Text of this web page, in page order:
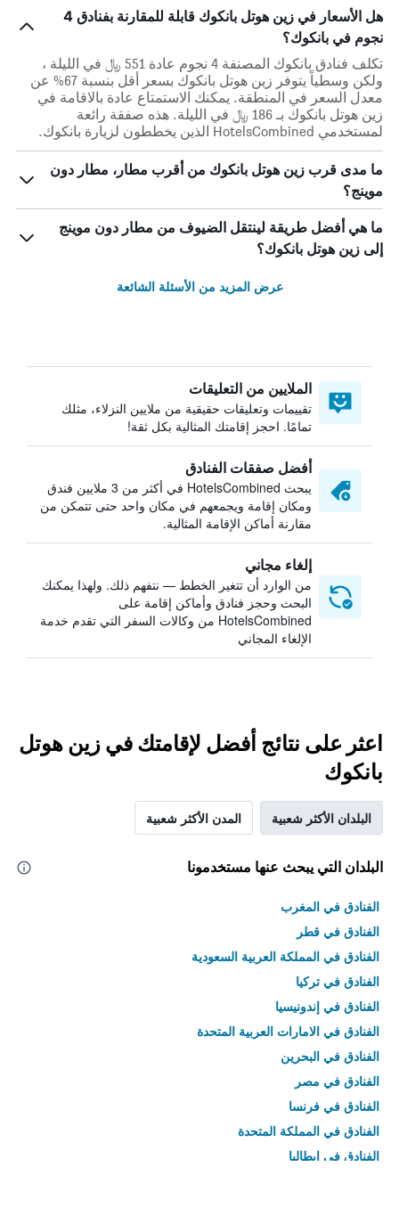
هل الأسعار في زين هوتل بانكوك قابلة للمقارنة بفنادق 4
نجوم في بانكوك؟
تكلف فنادق بانكوك المصنفة 4 نجوم عادة 551 ﷼ في الليلة ،
ولكن وسطياً يتوفر زين هوتل بانكوك بسعر أقل بنسبة 67% عن
معدل السعر في المنطقة. يمكنك الاستمتاع عادة بالاقامة في
زين هوتل بانكوك بـ 186 ﷼ في الليلة. هذه صفقة رائعة
لمستخدمي HotelsCombined الذين يخططون لزيارة بانكوك.
ما مدى قرب زين هوتل بانكوك من أقرب مطار، مطار دون
موينج؟
ما هي أفضل طريقة لينتقل الضيوف من مطار دون موينج
إلى زين هوتل بانكوك؟
عرض المزيد من الأسئلة الشائعة
الملايين من التعليقات
تقييمات وتعليقات حقيقية من ملايين النزلاء، مثلك
تمامًا. احجز إقامتك المثالية بكل ثقة!
أفضل صفقات الفنادق
يبحث HotelsCombined في أكثر من 3 ملايين فندق
ومكان إقامة ويجمعهم في مكان واحد حتى تتمكن من
مقارنة أماكن الإقامة المثالية.
إلغاء مجاني
من الوارد أن تتغير الخطط — نتفهم ذلك. ولهذا يمكنك
البحث وحجز فنادق وأماكن إقامة على
HotelsCombined من وكالات السفر التي تقدم خدمة
الإلغاء المجاني
اعثر على نتائج أفضل لإقامتك في زين هوتل
بانكوك
البلدان الأكثر شعبية المدن الأكثر شعبية
البلدان التي يبحث عنها مستخدمونا
الفنادق في المغرب
الفنادق في قطر
الفنادق في المملكة العربية السعودية
الفنادق في تركيا
الفنادق في إندونيسيا
الفنادق في الامارات العربية المتحدة
الفنادق في البحرين
الفنادق في مصر
الفنادق في فرنسا
الفنادق في المملكة المتحدة
الفنادق في إيطاليا